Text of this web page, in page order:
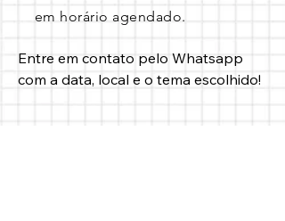
em horário agendado.
Entre em contato pelo Whatsapp
com a data, local e o tema escolhido!